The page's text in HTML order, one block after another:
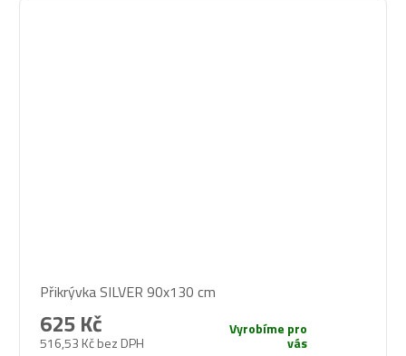
Přikrývka SILVER 90x130 cm
516,53 Kč bez DPH
625 Kč Vyrobíme pro
vás